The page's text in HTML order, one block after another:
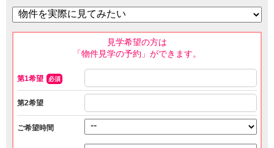
見学希望の方は
「物件見学の予約」ができます。
第1希望 必須
第2希望
ご希望時間